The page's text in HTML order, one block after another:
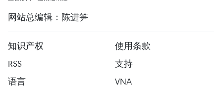
网站总编辑：陈进笋
知识产权
使用条款
RSS
支持
语言
VNA